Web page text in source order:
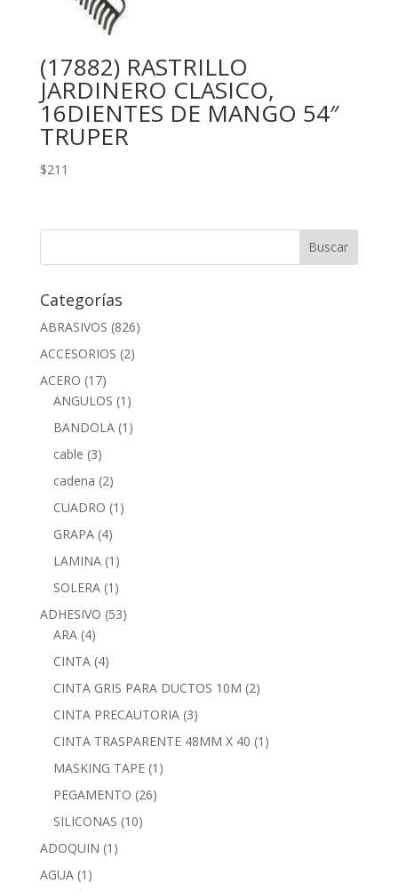
(17882) RASTRILLO
JARDINERO CLASICO,
16DIENTES DE MANGO 54″
TRUPER
$211
Categorías
ABRASIVOS (826)
ACCESORIOS (2)
ACERO (17)
ANGULOS (1)
BANDOLA (1)
cable (3)
cadena (2)
CUADRO (1)
GRAPA (4)
LAMINA (1)
SOLERA (1)
ADHESIVO (53)
ARA (4)
CINTA (4)
CINTA GRIS PARA DUCTOS 10M (2)
CINTA PRECAUTORIA (3)
CINTA TRASPARENTE 48MM X 40 (1)
MASKING TAPE (1)
PEGAMENTO (26)
SILICONAS (10)
ADOQUIN (1)
AGUA (1)